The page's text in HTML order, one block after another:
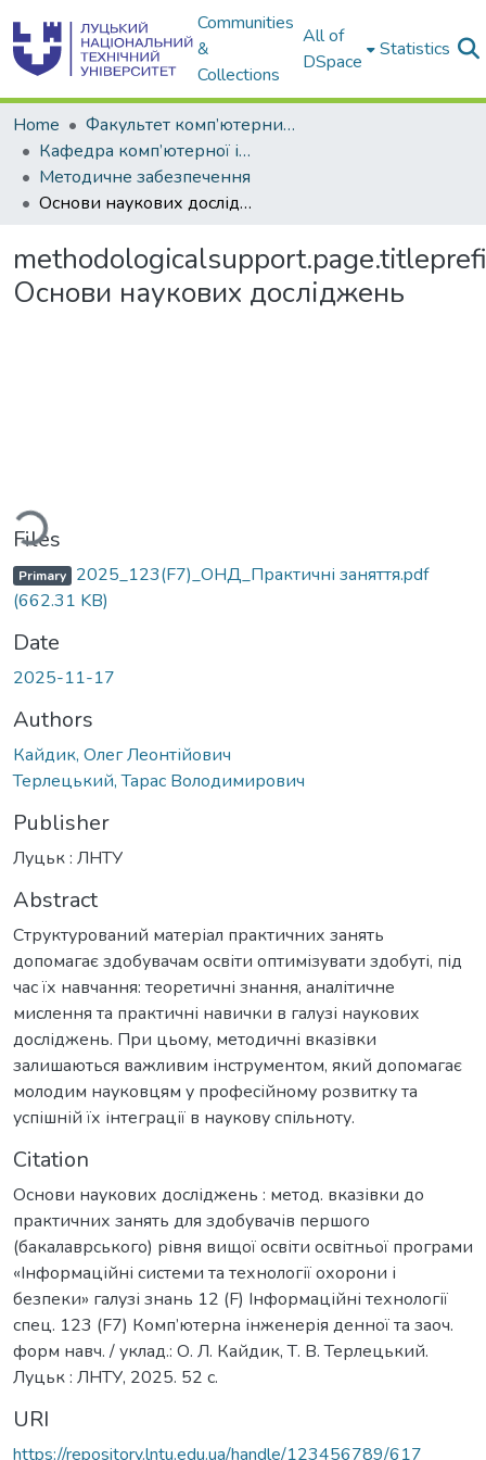
Communities
&
Collections
All of
DSpace
Statistics
Home
Факультет комп’ютерних та інформаційних технологій
Кафедра комп’ютерної інженерії та охоронних систем
Методичне забезпечення
Основи наукових досліджень
Основи наукових досліджень
Files
Primary 2025_123(F7)_ОНД_Практичні заняття.pdf
(662.31 KB)
Date
2025-11-17
Authors
Кайдик, Олег Леонтійович
Терлецький, Тарас Володимирович
Publisher
Луцьк : ЛНТУ
Abstract
Структурований матеріал практичних занять
допомагає здобувачам освіти оптимізувати здобуті, під
час їх навчання: теоретичні знання, аналітичне
мислення та практичні навички в галузі наукових
досліджень. При цьому, методичні вказівки
залишаються важливим інструментом, який допомагає
молодим науковцям у професійному розвитку та
успішній їх інтеграції в наукову спільноту.
Citation
Основи наукових досліджень : метод. вказівки до
практичних занять для здобувачів першого
(бакалаврського) рівня вищої освіти освітньої програми
«Інформаційні системи та технології охорони і
безпеки» галузі знань 12 (F) Інформаційні технології
спец. 123 (F7) Комп’ютерна інженерія денної та заоч.
форм навч. / уклад.: О. Л. Кайдик, Т. В. Терлецький.
Луцьк : ЛНТУ, 2025. 52 с.
URI
https://repository.lntu.edu.ua/handle/123456789/617